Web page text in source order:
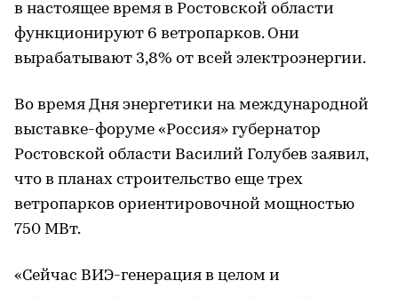
в настоящее время в Ростовской области
функционируют 6 ветропарков. Они
вырабатывают 3,8% от всей электроэнергии.
Во время Дня энергетики на международной
выставке-форуме «Россия» губернатор
Ростовской области Василий Голубев заявил,
что в планах строительство еще трех
ветропарков ориентировочной мощностью
750 МВт.
«Сейчас ВИЭ-генерация в целом и